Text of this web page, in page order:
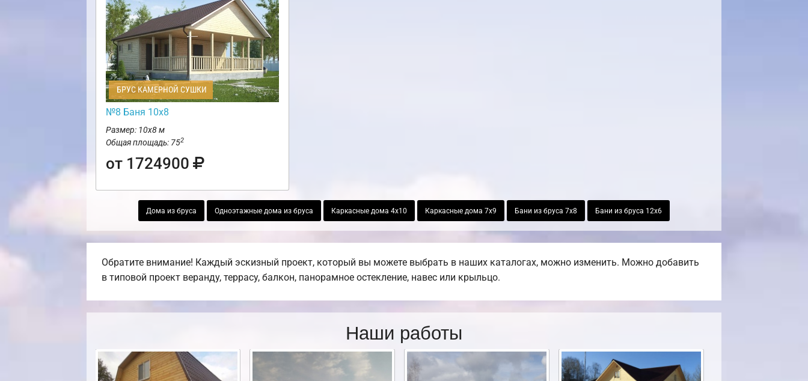
БРУС КАМЕРНОЙ СУШКИ
№8 Баня 10х8
Размер: 10х8 м
Общая площадь: 752
от 1724900
Дома из бруса Одноэтажные дома из бруса Каркасные дома 4х10 Каркасные дома 7х9 Бани из бруса 7х8 Бани из бруса 12х6
Обратите внимание! Каждый эскизный проект, который вы можете выбрать в наших каталогах, можно изменить. Можно добавить
в типовой проект веранду, террасу, балкон, панорамное остекление, навес или крыльцо.
Наши работы